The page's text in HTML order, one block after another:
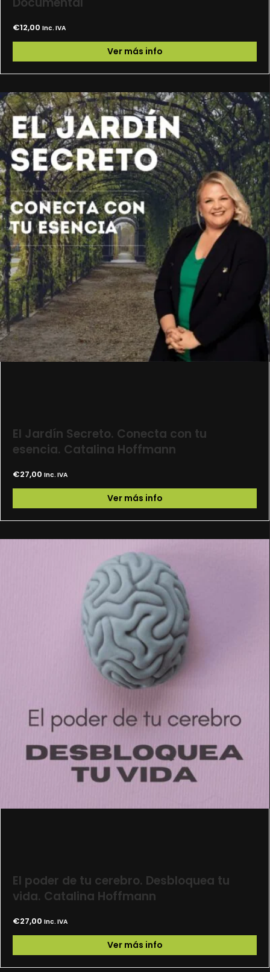
€12,00 Inc. IVA
Ver más info
El Jardín Secreto. Conecta con tu
esencia. Catalina Hoffmann
€27,00 Inc. IVA
Ver más info
El poder de tu cerebro. Desbloquea tu
vida. Catalina Hoffmann
€27,00 Inc. IVA
Ver más info